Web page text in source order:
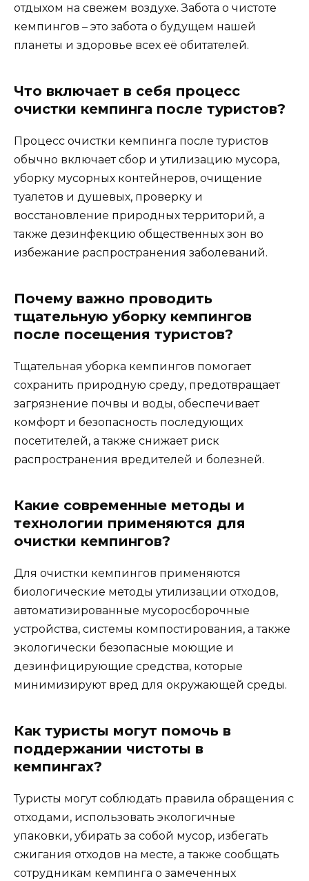
отдыхом на свежем воздухе. Забота о чистоте
кемпингов – это забота о будущем нашей
планеты и здоровье всех её обитателей.
Что включает в себя процесс
очистки кемпинга после туристов?
Процесс очистки кемпинга после туристов
обычно включает сбор и утилизацию мусора,
уборку мусорных контейнеров, очищение
туалетов и душевых, проверку и
восстановление природных территорий, а
также дезинфекцию общественных зон во
избежание распространения заболеваний.
Почему важно проводить
тщательную уборку кемпингов
после посещения туристов?
Тщательная уборка кемпингов помогает
сохранить природную среду, предотвращает
загрязнение почвы и воды, обеспечивает
комфорт и безопасность последующих
посетителей, а также снижает риск
распространения вредителей и болезней.
Какие современные методы и
технологии применяются для
очистки кемпингов?
Для очистки кемпингов применяются
биологические методы утилизации отходов,
автоматизированные мусоросборочные
устройства, системы компостирования, а также
экологически безопасные моющие и
дезинфицирующие средства, которые
минимизируют вред для окружающей среды.
Как туристы могут помочь в
поддержании чистоты в
кемпингах?
Туристы могут соблюдать правила обращения с
отходами, использовать экологичные
упаковки, убирать за собой мусор, избегать
сжигания отходов на месте, а также сообщать
сотрудникам кемпинга о замеченных